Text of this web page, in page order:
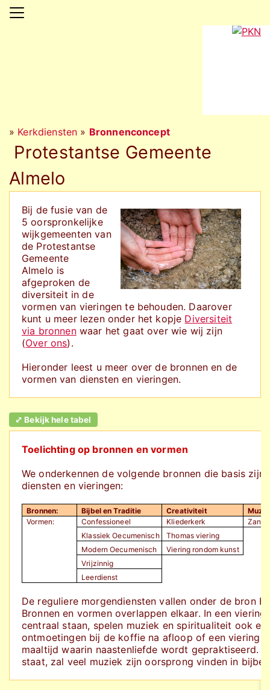
» Kerkdiensten » Bronnenconcept
Protestantse Gemeente
Almelo
Bij de fusie van de
5 oorspronkelijke
wijkgemeenten van
de Protestantse
Gemeente
Almelo is
afgeproken de
diversiteit in de
vormen van vieringen te behouden. Daarover
kunt u meer lezen onder het kopje Diversiteit
via bronnenwaar het gaat over wie wij zijn
(Over ons).
Hieronder leest u meer over de bronnen en de
vormen van diensten en vieringen.
⤢ Bekijk hele tabel
Toelichting op bronnen en vormen
We onderkennen de volgende bronnen die basis
diensten en vieringen:
Bronnen: Bijbel en Traditie Creativiteit
Vormen:
Confessioneel Kliederkerk
Klassiek Oecumenisch
Thomas viering
Modern Oecumenisch
Viering rondom kunst
Vrijzinnig
Leerdienst
De reguliere morgendiensten vallen onder de bron
Bronnen en vormen overlappen elkaar. In een
centraal staan, spelen muziek en spiritualiteit ook
ontmoetingen bij de koffie na afloop of een viering
maaltijd waarin naastenliefde wordt gepraktiseerd.
staat, zal veel muziek zijn oorsprong vinden in